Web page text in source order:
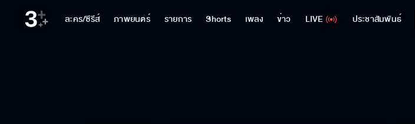
ละคร/ซีรีส์ ภาพยนตร์ รายการ Shorts เพลง ข่าว LIVE ประชาสัมพันธ์